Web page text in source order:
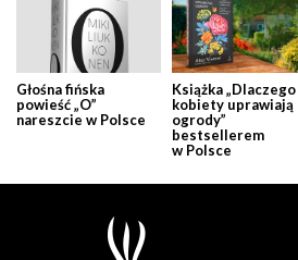
Głośna fińska
powieść „O”
nareszcie w Polsce
Książka „Dlaczego
kobiety uprawiają
ogrody”
bestsellerem
w Polsce